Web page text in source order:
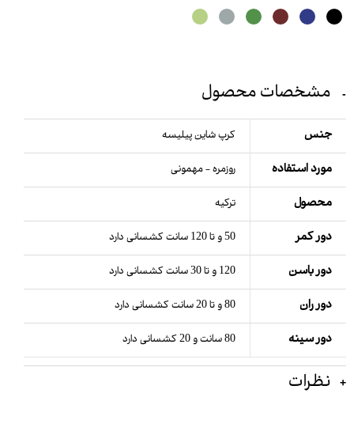
مشخصات محصول
جنس کرپ شاین ‌پیلیسه
مورد استفاده روزمره - مهمونی
محصول ترکیه
دور کمر 50 و تا 120 سانت کشسانی دارد
دور باسن 120 و تا 30 سانت کشسانی دارد
دور ران 80 و تا 20 سانت کشسانی دارد
دور سینه 80 سانت و 20 کشسانی دارد
نظرات